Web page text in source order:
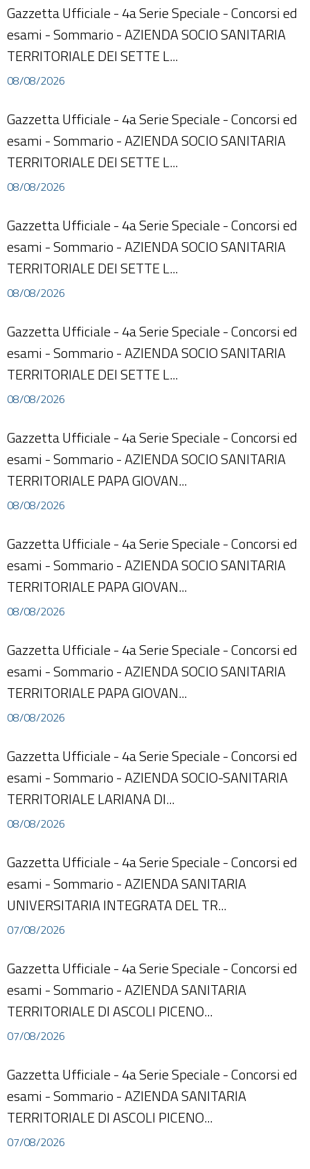
Gazzetta Ufficiale - 4a Serie Speciale - Concorsi ed
esami - Sommario - AZIENDA SOCIO SANITARIA
TERRITORIALE DEI SETTE L...
08/08/2026
Gazzetta Ufficiale - 4a Serie Speciale - Concorsi ed
esami - Sommario - AZIENDA SOCIO SANITARIA
TERRITORIALE DEI SETTE L...
08/08/2026
Gazzetta Ufficiale - 4a Serie Speciale - Concorsi ed
esami - Sommario - AZIENDA SOCIO SANITARIA
TERRITORIALE DEI SETTE L...
08/08/2026
Gazzetta Ufficiale - 4a Serie Speciale - Concorsi ed
esami - Sommario - AZIENDA SOCIO SANITARIA
TERRITORIALE DEI SETTE L...
08/08/2026
Gazzetta Ufficiale - 4a Serie Speciale - Concorsi ed
esami - Sommario - AZIENDA SOCIO SANITARIA
TERRITORIALE PAPA GIOVAN...
08/08/2026
Gazzetta Ufficiale - 4a Serie Speciale - Concorsi ed
esami - Sommario - AZIENDA SOCIO SANITARIA
TERRITORIALE PAPA GIOVAN...
08/08/2026
Gazzetta Ufficiale - 4a Serie Speciale - Concorsi ed
esami - Sommario - AZIENDA SOCIO SANITARIA
TERRITORIALE PAPA GIOVAN...
08/08/2026
Gazzetta Ufficiale - 4a Serie Speciale - Concorsi ed
esami - Sommario - AZIENDA SOCIO-SANITARIA
TERRITORIALE LARIANA DI...
08/08/2026
Gazzetta Ufficiale - 4a Serie Speciale - Concorsi ed
esami - Sommario - AZIENDA SANITARIA
UNIVERSITARIA INTEGRATA DEL TR...
07/08/2026
Gazzetta Ufficiale - 4a Serie Speciale - Concorsi ed
esami - Sommario - AZIENDA SANITARIA
TERRITORIALE DI ASCOLI PICENO...
07/08/2026
Gazzetta Ufficiale - 4a Serie Speciale - Concorsi ed
esami - Sommario - AZIENDA SANITARIA
TERRITORIALE DI ASCOLI PICENO...
07/08/2026